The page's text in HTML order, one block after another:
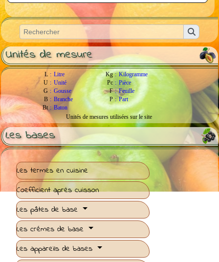
Unités de mesure
L : Litre Kg : Kilogramme
U : Unité Pc : Pièce
G : Gousse F : Feuille
B : Branche P : Part
Bt : Baton
Unités de mesures utilisées sur le site
Les bases
Les termes en cuisine
Coefficient après cuisson
Les pâtes de base
Les crémes de base
Les appareils de bases